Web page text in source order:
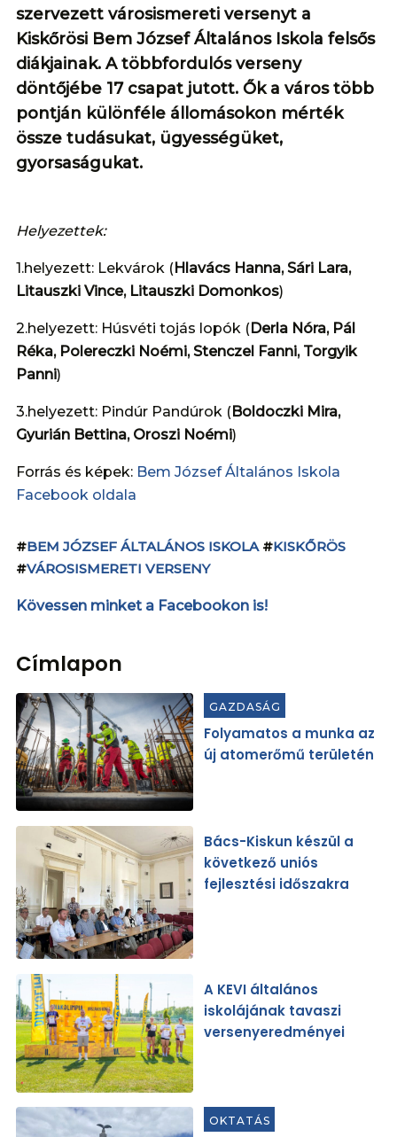
szervezett városismereti versenyt a
Kiskőrösi Bem József Általános Iskola felsős
diákjainak. A többfordulós verseny
döntőjébe 17 csapat jutott. Ők a város több
pontján különféle állomásokon mérték
össze tudásukat, ügyességüket,
gyorsaságukat.
Helyezettek:
1.helyezett: Lekvárok (Hlavács Hanna, Sári Lara,
Litauszki Vince, Litauszki Domonkos)
2.helyezett: Húsvéti tojás lopók (Derla Nóra, Pál
Réka, Polereczki Noémi, Stenczel Fanni, Torgyik
Panni)
3.helyezett: Pindúr Pandúrok (Boldoczki Mira,
Gyurián Bettina, Oroszi Noémi)
Forrás és képek: Bem József Általános Iskola
Facebook oldala
#BEM JÓZSEF ÁLTALÁNOS ISKOLA#KISKŐRÖS
#VÁROSISMERETI VERSENY
Kövessen minket a Facebookon is!
Címlapon
GAZDASÁG
Folyamatos a munka az
új atomerőmű területén
Bács-Kiskun készül a
következő uniós
fejlesztési időszakra
A KEVI általános
iskolájának tavaszi
versenyeredményei
OKTATÁS